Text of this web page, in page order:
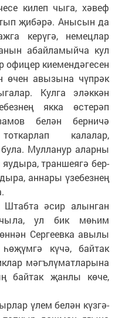
килеп чыга, хәвеф
җибәрә. Анысын да
керүгә, немецлар
абайламыйча кул
киемендәгесен
өчен авызына чүпрәк
Кулга эләккән
якка өстерәп
белән берничә
калалар,
Мулланур аларны
траншеягә бер-
аннары үзебезнең
әсир алынган
ул бик мөһим
Сергеевка авылы
күчә, байтак
мәгълүматларына
байтак җанлы көче,
үлем белән күзгә-